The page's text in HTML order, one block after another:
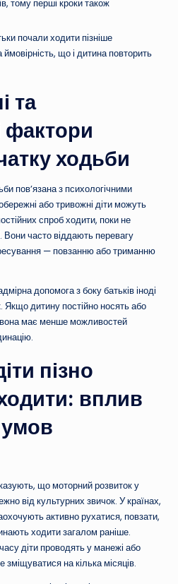
тому перші кроки також
почали ходити пізніше
що і дитина повторить
та
фактори
ходьби
пов’язана з психологічними
або тривожні діти можуть
спроб ходити, поки не
Вони часто віддають перевагу
— повзанню або триманню
допомога з боку батьків іноді
Якщо дитину постійно носять або
має менше можливостей
пізно
вплив
умов
що моторний розвиток у
від культурних звичок. У країнах,
активно рухатися, повзати,
ходити загалом раніше.
діти проводять у манежі або
на кілька місяців.